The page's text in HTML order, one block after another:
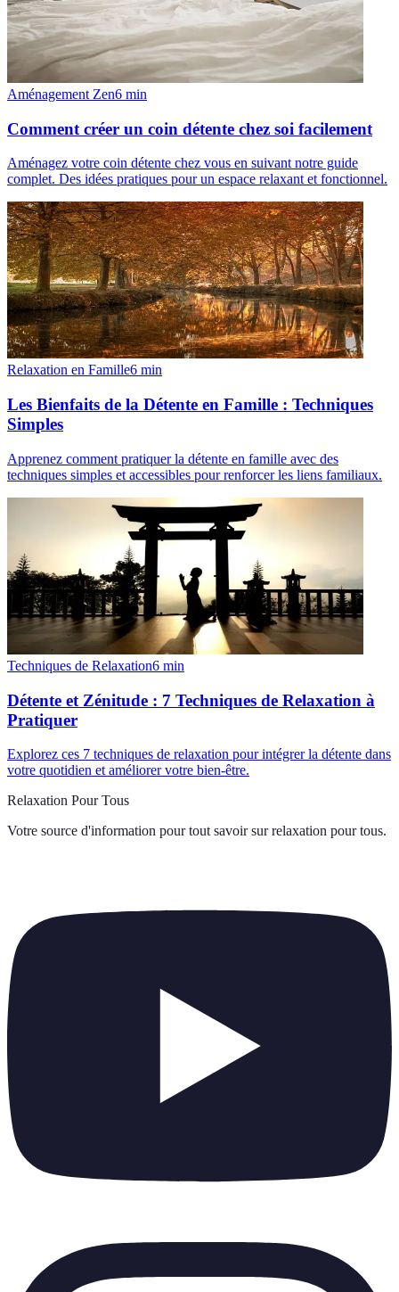
Aménagement Zen6 min
Comment créer un coin détente chez soi facilement
Aménagez votre coin détente chez vous en suivant notre guide
complet. Des idées pratiques pour un espace relaxant et fonctionnel.
Relaxation en Famille6 min
Les Bienfaits de la Détente en Famille : Techniques
Simples
Apprenez comment pratiquer la détente en famille avec des
techniques simples et accessibles pour renforcer les liens familiaux.
Techniques de Relaxation6 min
Détente et Zénitude : 7 Techniques de Relaxation à
Pratiquer
Explorez ces 7 techniques de relaxation pour intégrer la détente dans
votre quotidien et améliorer votre bien-être.
Relaxation Pour Tous
Votre source d'information pour tout savoir sur relaxation pour tous.